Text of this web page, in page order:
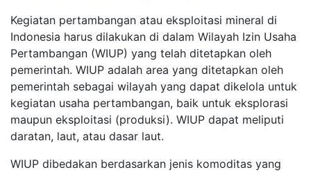
Kegiatan pertambangan atau eksploitasi mineral di
Indonesia harus dilakukan di dalam Wilayah Izin Usaha
Pertambangan (WIUP) yang telah ditetapkan oleh
pemerintah. WIUP adalah area yang ditetapkan oleh
pemerintah sebagai wilayah yang dapat dikelola untuk
kegiatan usaha pertambangan, baik untuk eksplorasi
maupun eksploitasi (produksi). WIUP dapat meliputi
daratan, laut, atau dasar laut.
WIUP dibedakan berdasarkan jenis komoditas yang